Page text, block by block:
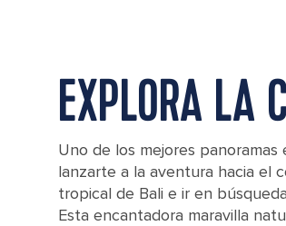
EXPLORA LA
Uno de los mejores
lanzarte a la aventura hacia el
tropical de Bali e ir en
Esta encantadora maravilla